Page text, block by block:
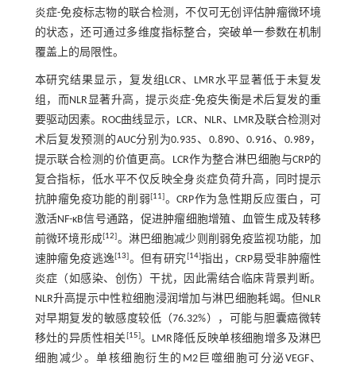
炎症-免疫标志物的联合检测，不仅可无创评估肿瘤微环境
的状态，还可通过多维度指标整合，突破单一参数在机制
覆盖上的局限性。
本研究结果显示，复发组LCR、LMR水平显著低于未复发
组，而NLR显著升高，提示炎症-免疫失衡是术后复发的重
要驱动因素。ROC曲线显示，LCR、NLR、LMR及联合检测对
术后复发预测的AUC分别为0.935、0.890、0.916、0.989，
提示联合检测的价值更高。LCR作为整合淋巴细胞与CRP的
复合指标，低水平不仅反映全身炎症负荷升高，同时提示
抗肿瘤免疫功能的削弱[11]。CRP作为急性期反应蛋白，可
激活NF-κB信号通路，促进肿瘤细胞增殖、血管生成及转移
前微环境形成[12]。淋巴细胞减少则削弱免疫监视功能，加
速肿瘤免疫逃逸[13]。但有研究[14]指出，CRP易受非肿瘤性
炎症（如感染、创伤）干扰，因此需结合临床背景判断。
NLR升高提示中性粒细胞浸润增加与淋巴细胞耗竭。但NLR
对早期复发的敏感度较低（76.32%），可能与胆囊癌微转
移灶的异质性相关 [15]。LMR降低反映单核细胞增多及淋巴
细胞减少。单核细胞衍生的M2巨噬细胞可分泌VEGF、